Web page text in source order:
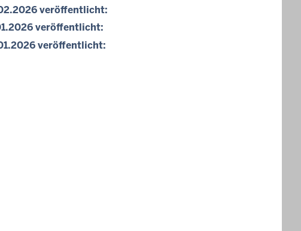
veröffentlicht:
veröffentlicht:
veröffentlicht: